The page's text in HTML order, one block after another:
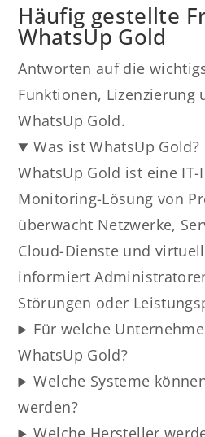
Häufig gestellte
WhatsUp Gold
Antworten auf die
Funktionen, Lizenzierung
WhatsUp Gold.
Was ist WhatsUp Gold?
WhatsUp Gold ist eine
Monitoring-Lösung von
überwacht Netzwerke,
Cloud-Dienste und
informiert
Störungen oder
Für welche
WhatsUp Gold?
Welche Systeme
werden?